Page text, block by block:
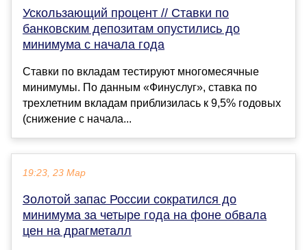
Ускользающий процент // Ставки по
банковским депозитам опустились до
минимума с начала года
Ставки по вкладам тестируют многомесячные
минимумы. По данным «Финуслуг», ставка по
трехлетним вкладам приблизилась к 9,5% годовых
(снижение с начала...
19:23, 23 Мар
Золотой запас России сократился до
минимума за четыре года на фоне обвала
цен на драгметалл